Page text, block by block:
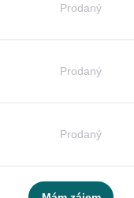
Prodaný
Prodaný
Prodaný